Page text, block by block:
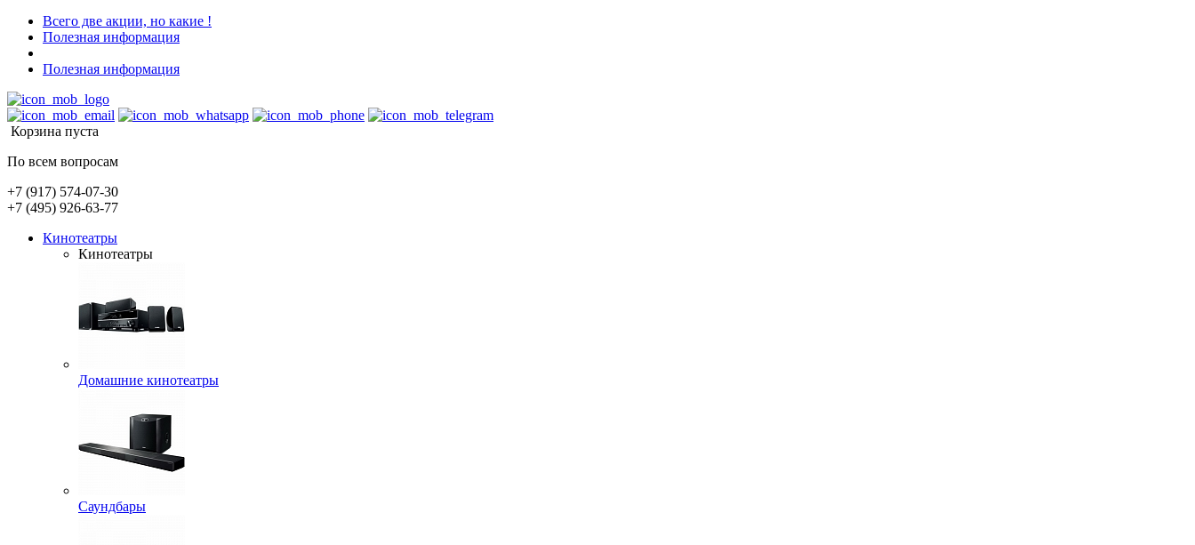
Всего две акции, но какие !
Полезная информация
Полезная информация
Корзина пуста
По всем вопросам
+7 (917) 574-07-30
+7 (495) 926-63-77
Кинотеатры
Кинотеатры
Домашние кинотеатры
Саундбары